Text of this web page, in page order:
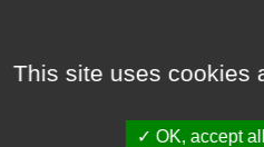
This site uses cookies
OK, accept all